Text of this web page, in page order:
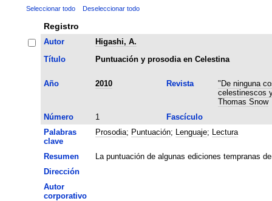
Seleccionar todo Deseleccionar todo
Registro
Autor
Higashi, A.
Título
Puntuación y prosodia en Celestina
Año 2010 Revista
"De ninguna
celestinescos
Thomas Snow
Número
1
Fascículo
Palabras
clave
Prosodia; Puntuación; Lenguaje; Lectura
Resumen
La puntuación de algunas ediciones tempranas
Dirección
Autor
corporativo